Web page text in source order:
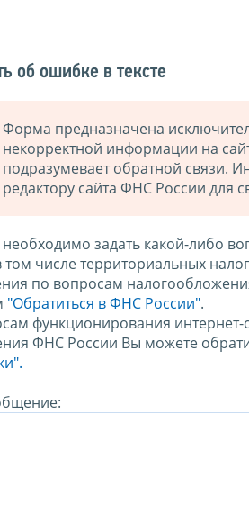
об ошибке в тексте
Форма предназначена
некорректной информации на
подразумевает обратной связи.
редактору сайта ФНС России для
задать какой-либо
том числе территориальных
по вопросам
"Обратиться в ФНС России".
функционирования
ФНС России Вы можете